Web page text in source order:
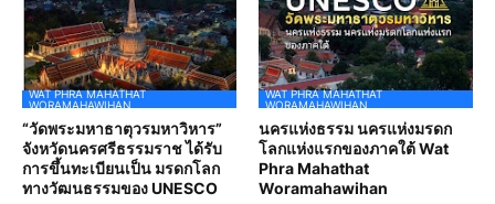
WAT PHRA MAHATHAT
WORAMAHAWIHAN
“วัดพระมหาธาตุวรมหาวิหาร”
จังหวัดนครศรีธรรมราช ได้รับ
การขึ้นทะเบียนเป็น มรดกโลก
ทางวัฒนธรรมของ UNESCO
WAT PHRA MAHATHAT
WORAMAHAWIHAN
นครแห่งธรรม นครแห่งมรดก
โลกแห่งแรกของภาคใต้ Wat
Phra Mahathat
Woramahawihan